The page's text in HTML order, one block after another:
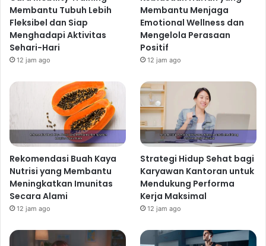
Membantu Tubuh Lebih
Fleksibel dan Siap
Menghadapi Aktivitas
Sehari-Hari
12 jam ago
Membantu Menjaga
Emotional Wellness dan
Mengelola Perasaan
Positif
12 jam ago
Rekomendasi Buah Kaya
Nutrisi yang Membantu
Meningkatkan Imunitas
Secara Alami
12 jam ago
Strategi Hidup Sehat bagi
Karyawan Kantoran untuk
Mendukung Performa
Kerja Maksimal
12 jam ago